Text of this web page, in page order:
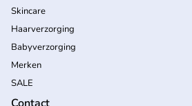
Skincare
Haarverzorging
Babyverzorging
Merken
SALE